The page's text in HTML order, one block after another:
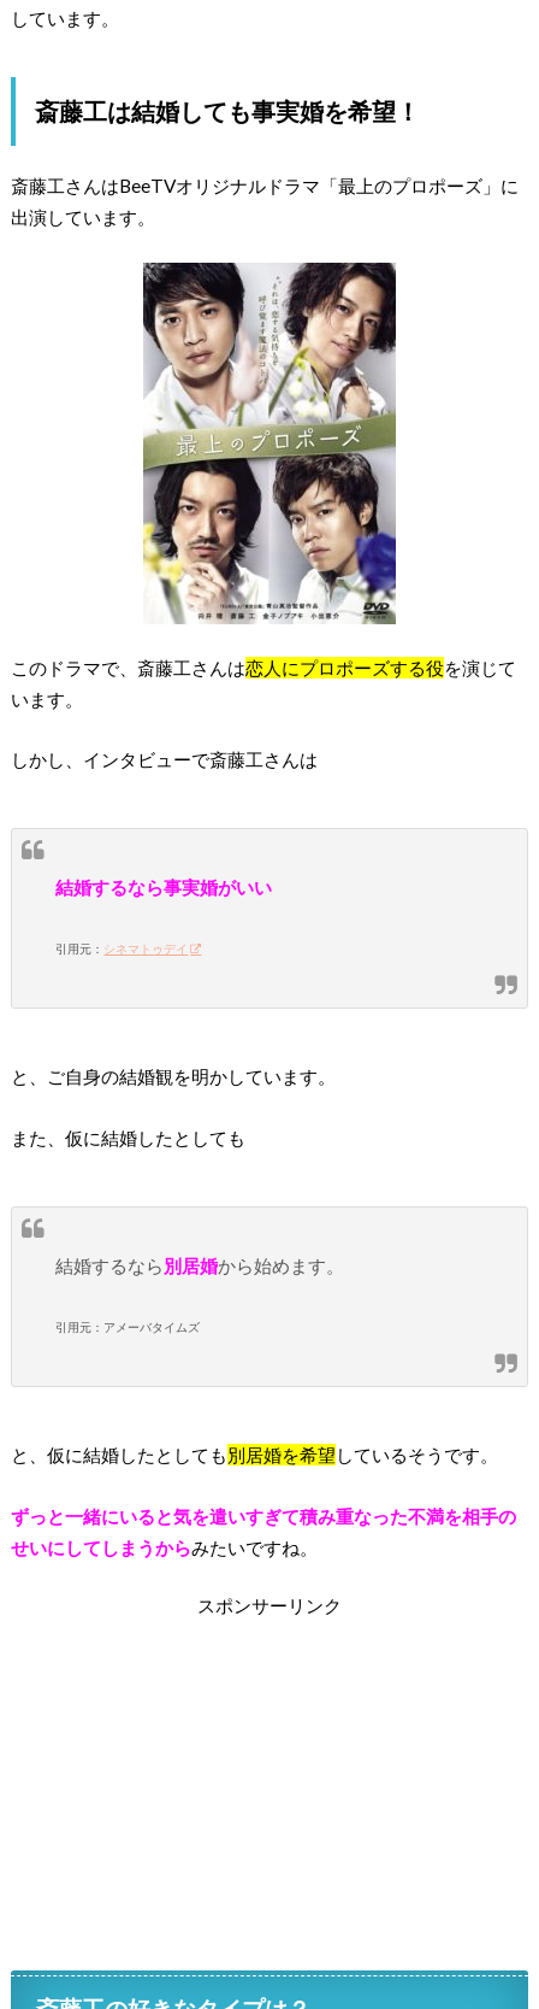
しています。
斎藤工は結婚しても事実婚を希望！
斎藤工さんはBeeTVオリジナルドラマ「最上のプロポーズ」に
出演しています。
このドラマで、斎藤工さんは恋人にプロポーズする役を演じて
います。
しかし、インタビューで斎藤工さんは
結婚するなら事実婚がいい
引用元： シネマトゥデイ
と、ご自身の結婚観を明かしています。
また、仮に結婚したとしても
結婚するなら別居婚から始めます。
引用元：アメーバタイムズ
と、仮に結婚したとしても別居婚を希望 しているそうです。
ずっと一緒にいると気を遣いすぎて積み重なった不満を相手の
せいにしてしまうからみたいですね。
スポンサーリンク